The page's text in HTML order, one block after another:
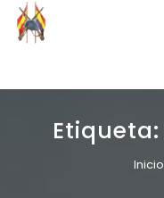
Etiqueta:
Inicio